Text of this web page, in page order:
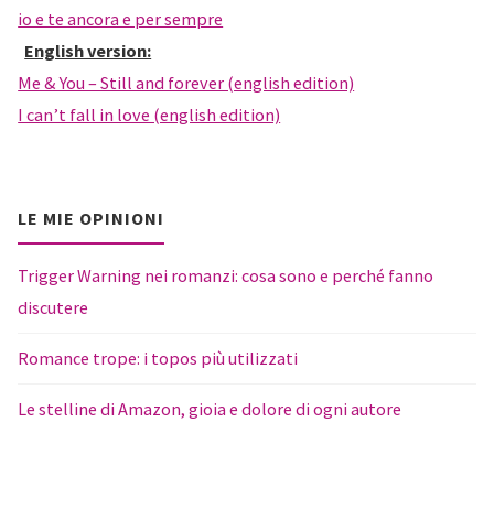
io e te ancora e per sempre
English version:
Me & You – Still and forever (english edition)
I can’t fall in love (english edition)
LE MIE OPINIONI
Trigger Warning nei romanzi: cosa sono e perché fanno
discutere
Romance trope: i topos più utilizzati
Le stelline di Amazon, gioia e dolore di ogni autore